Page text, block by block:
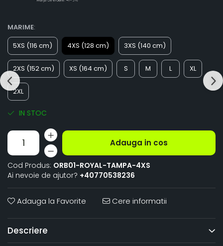
MARIME:
5XS (116 cm)
4XS (128 cm) 3XS (140 cm)
2XS (152 cm) XS (164 cm) S M L XL
2XL
IN STOC
Adauga in cos
Cod Produs: ORB01-ROYAL-TAMPA-4XS
Ai nevoie de ajutor? +40770538236
Adauga la Favorite Cere informatii
Descriere